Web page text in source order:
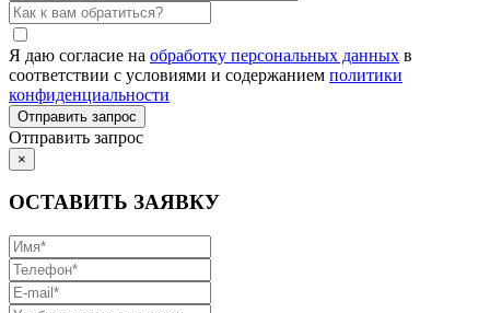
Я даю согласие на обработку персональных данных в
соответствии с условиями и содержанием политики
конфиденциальности
Отправить запрос
×
ОСТАВИТЬ ЗАЯВКУ